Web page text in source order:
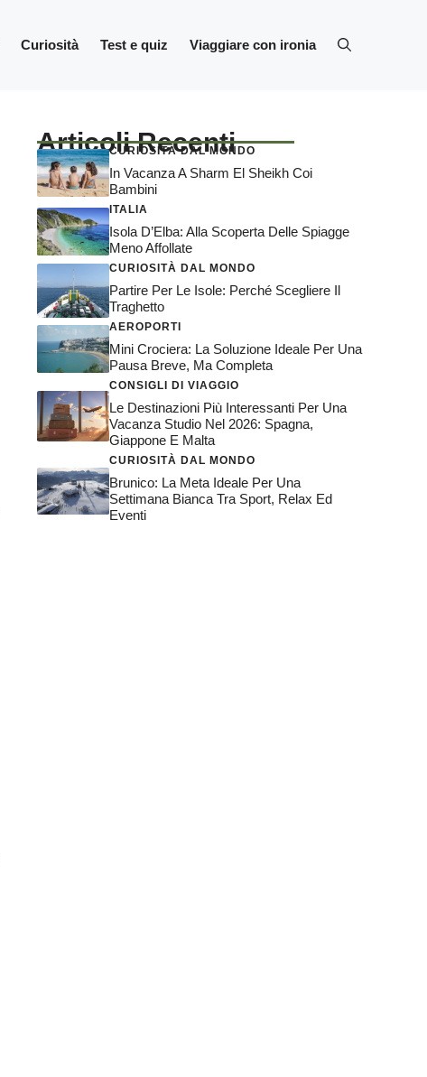
Curiosità Test e quiz Viaggiare con ironia
Articoli Recenti
CURIOSITÀ DAL MONDO
In Vacanza A Sharm El Sheikh Coi
Bambini
ITALIA
Isola D’Elba: Alla Scoperta Delle Spiagge
Meno Affollate
CURIOSITÀ DAL MONDO
Partire Per Le Isole: Perché Scegliere Il
Traghetto
AEROPORTI
Mini Crociera: La Soluzione Ideale Per Una
Pausa Breve, Ma Completa
CONSIGLI DI VIAGGIO
Le Destinazioni Più Interessanti Per Una
Vacanza Studio Nel 2026: Spagna,
Giappone E Malta
CURIOSITÀ DAL MONDO
Brunico: La Meta Ideale Per Una
Settimana Bianca Tra Sport, Relax Ed
Eventi